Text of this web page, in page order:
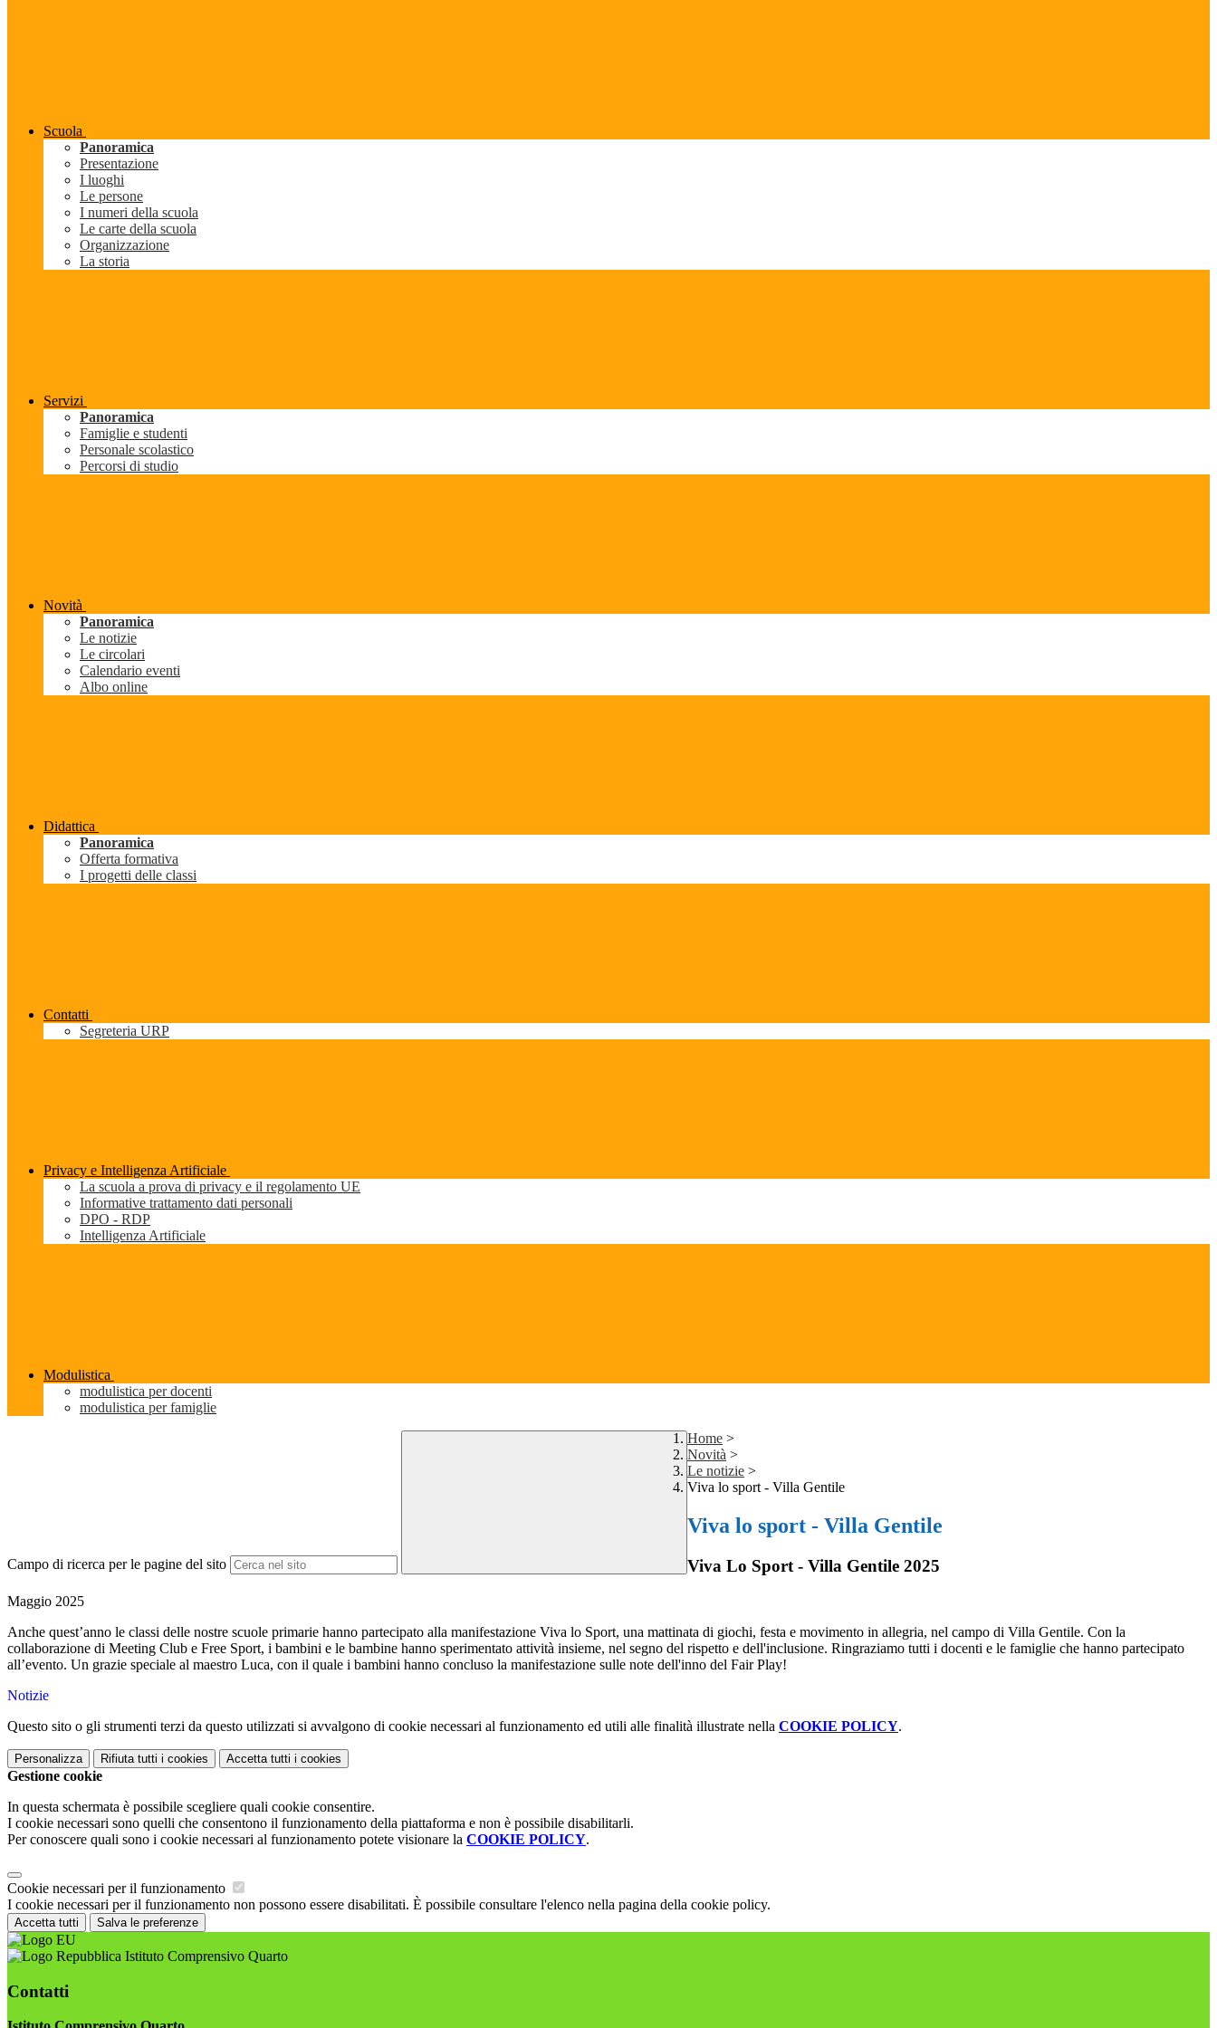
Scuola
Panoramica
Presentazione
I luoghi
Le persone
I numeri della scuola
Le carte della scuola
Organizzazione
La storia
Servizi
Panoramica
Famiglie e studenti
Personale scolastico
Percorsi di studio
Novità
Panoramica
Le notizie
Le circolari
Calendario eventi
Albo online
Didattica
Panoramica
Offerta formativa
I progetti delle classi
Contatti
Segreteria URP
Privacy e Intelligenza Artificiale
La scuola a prova di privacy e il regolamento UE
Informative trattamento dati personali
DPO - RDP
Intelligenza Artificiale
Modulistica
modulistica per docenti
modulistica per famiglie
Campo di ricerca per le pagine del sito
Home >
Novità >
Le notizie >
Viva lo sport - Villa Gentile
Viva lo sport - Villa Gentile
Viva Lo Sport - Villa Gentile 2025
Maggio 2025
Anche quest’anno le classi delle nostre scuole primarie hanno partecipato alla manifestazione Viva lo Sport, una mattinata di giochi, festa e movimento in allegria, nel campo di Villa Gentile. Con la
collaborazione di Meeting Club e Free Sport, i bambini e le bambine hanno sperimentato attività insieme, nel segno del rispetto e dell'inclusione. Ringraziamo tutti i docenti e le famiglie che hanno partecipato
all’evento. Un grazie speciale al maestro Luca, con il quale i bambini hanno concluso la manifestazione sulle note dell'inno del Fair Play!
Notizie
Questo sito o gli strumenti terzi da questo utilizzati si avvalgono di cookie necessari al funzionamento ed utili alle finalità illustrate nella COOKIE POLICY.
Personalizza Rifiuta tutti i cookies Accetta tutti i cookies
Gestione cookie
In questa schermata è possibile scegliere quali cookie consentire.
I cookie necessari sono quelli che consentono il funzionamento della piattaforma e non è possibile disabilitarli.
Per conoscere quali sono i cookie necessari al funzionamento potete visionare la COOKIE POLICY.
Cookie necessari per il funzionamento
I cookie necessari per il funzionamento non possono essere disabilitati. È possibile consultare l'elenco nella pagina della cookie policy.
Accetta tutti Salva le preferenze
Istituto Comprensivo Quarto
Contatti